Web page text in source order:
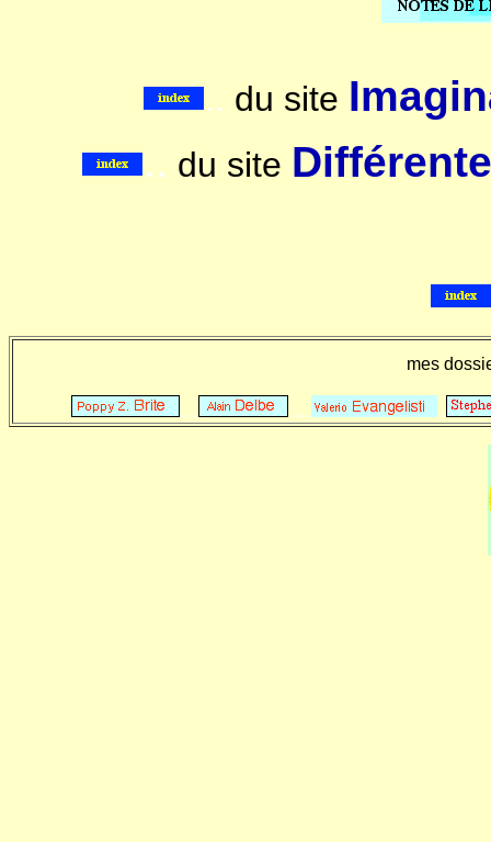
.. du site
.. du site
mes
. . .. . .